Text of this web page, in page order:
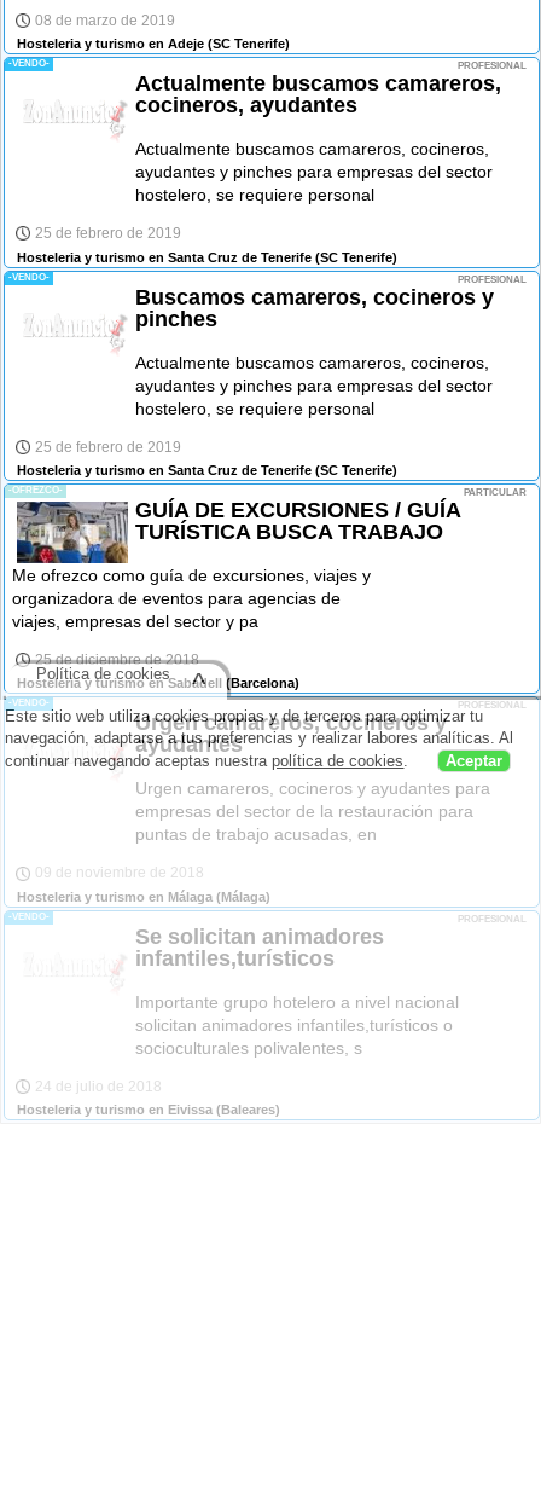
08 de marzo de 2019
Hosteleria y turismo en Adeje (SC Tenerife)
-VENDO- PROFESIONAL
Actualmente buscamos camareros,
cocineros, ayudantes
Actualmente buscamos camareros, cocineros,
ayudantes y pinches para empresas del sector
hostelero, se requiere personal
25 de febrero de 2019
Hosteleria y turismo en Santa Cruz de Tenerife (SC Tenerife)
-VENDO- PROFESIONAL
Buscamos camareros, cocineros y
pinches
Actualmente buscamos camareros, cocineros,
ayudantes y pinches para empresas del sector
hostelero, se requiere personal
25 de febrero de 2019
Hosteleria y turismo en Santa Cruz de Tenerife (SC Tenerife)
-OFREZCO- PARTICULAR
GUÍA DE EXCURSIONES / GUÍA
TURÍSTICA BUSCA TRABAJO
Me ofrezco como guía de excursiones, viajes y
organizadora de eventos para agencias de
viajes, empresas del sector y pa
25 de diciembre de 2018
Hosteleria y turismo en Sabadell (Barcelona)
-VENDO- PROFESIONAL
Urgen camareros, cocineros y
ayudantes
Urgen camareros, cocineros y ayudantes para
empresas del sector de la restauración para
puntas de trabajo acusadas, en
09 de noviembre de 2018
Hosteleria y turismo en Málaga (Málaga)
-VENDO- PROFESIONAL
Se solicitan animadores
infantiles,turísticos
Importante grupo hotelero a nivel nacional
solicitan animadores infantiles,turísticos o
socioculturales polivalentes, s
24 de julio de 2018
Hosteleria y turismo en Eivissa (Baleares)
Este sitio web utiliza cookies propias y de terceros para optimizar tu
navegación, adaptarse a tus preferencias y realizar labores analíticas. Al
continuar navegando aceptas nuestrapolítica de cookies Aceptar
Política de cookies ^